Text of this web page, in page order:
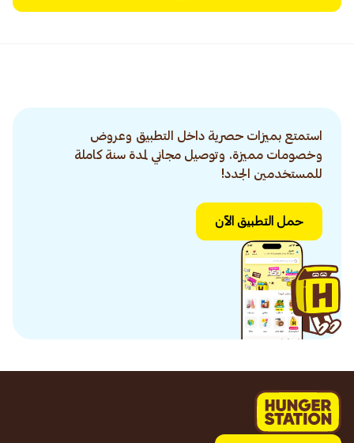
استمتع بميزات حصرية داخل التطبيق وعروض
وخصومات مميزة. وتوصيل مجاني لمدة سنة كاملة
للمستخدمين الجدد!
حمل التطبيق الآن